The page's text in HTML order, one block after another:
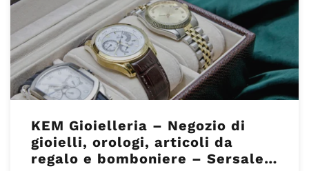
KEM Gioielleria – Negozio di
gioielli, orologi, articoli da
regalo e bomboniere – Sersale